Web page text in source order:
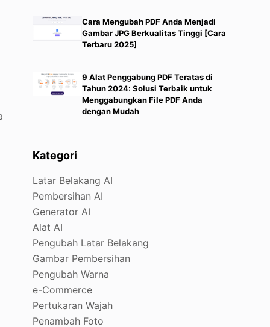
Cara Mengubah PDF Anda Menjadi
Gambar JPG Berkualitas Tinggi [Cara
Terbaru 2025]
9 Alat Penggabung PDF Teratas di
Tahun 2024: Solusi Terbaik untuk
Menggabungkan File PDF Anda
dengan Mudah
Kategori
Latar Belakang AI
Pembersihan AI
Generator AI
Alat AI
Pengubah Latar Belakang
Gambar Pembersihan
Pengubah Warna
e-Commerce
Pertukaran Wajah
Penambah Foto